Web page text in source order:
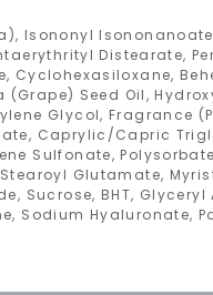
Isononyl
Distearate,
Cyclohexasiloxane,
(Grape) Seed Oil,
Glycol, Fragrance
Caprylic/Capric
Sulfonate,
Glutamate,
Sucrose, BHT,
Sodium Hyaluronate,